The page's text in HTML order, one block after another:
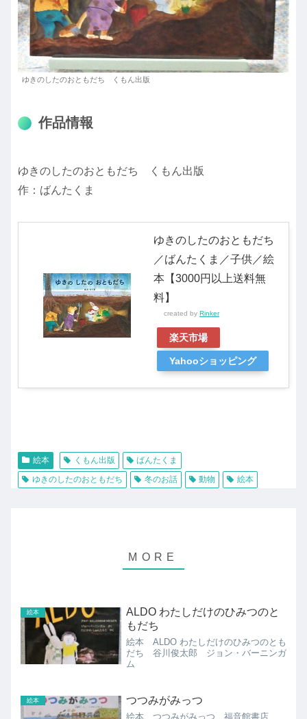
ゆきのしたのおともだち くもん出版
作品情報
ゆきのしたのおともだち くもん出版
作：ばんたくま
ゆきのしたのおともだち
／ばんたくま／子供／絵
本【3000円以上送料無
料】
created by Rinker
楽天市場
Yahooショッピング
絵本 くもん出版
ばんたくま
ゆきのしたのおともだち
冬のお話 動物 絵本
絵本
ALDO わたしだけのひみつのと
もだち
絵本 ALDO わたしだけのひみつのとも
だち 谷川俊太郎 ジョン・バーニンガ
ム
絵本 つつみがみっつ
絵本 つつみがみっつ 福音館書店